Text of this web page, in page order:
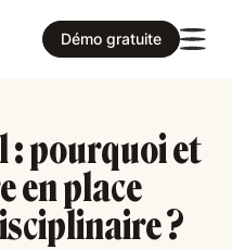
Démo gratuite
: pourquoi et
en place
?